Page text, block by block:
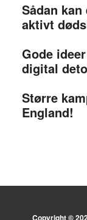
Sådan
aktivt
Gode
digital
Større
England!
Copyright ©